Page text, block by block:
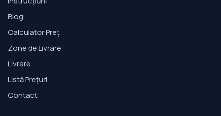
Blog
Calculator Preț
Zone de Livrare
Livrare
Listă Prețuri
Contact